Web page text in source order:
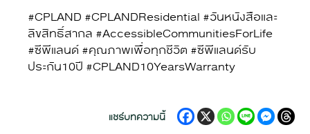
#CPLAND #CPLANDResidential #วันหนังสือและ
ลิขสิทธิ์สากล #AccessibleCommunitiesForLife
#ซีพีแลนด์ #คุณภาพเพื่อทุกชีวิต #ซีพีแลนด์รับ
ประกัน10ปี #CPLAND10YearsWarranty
แชร์บทความนี้